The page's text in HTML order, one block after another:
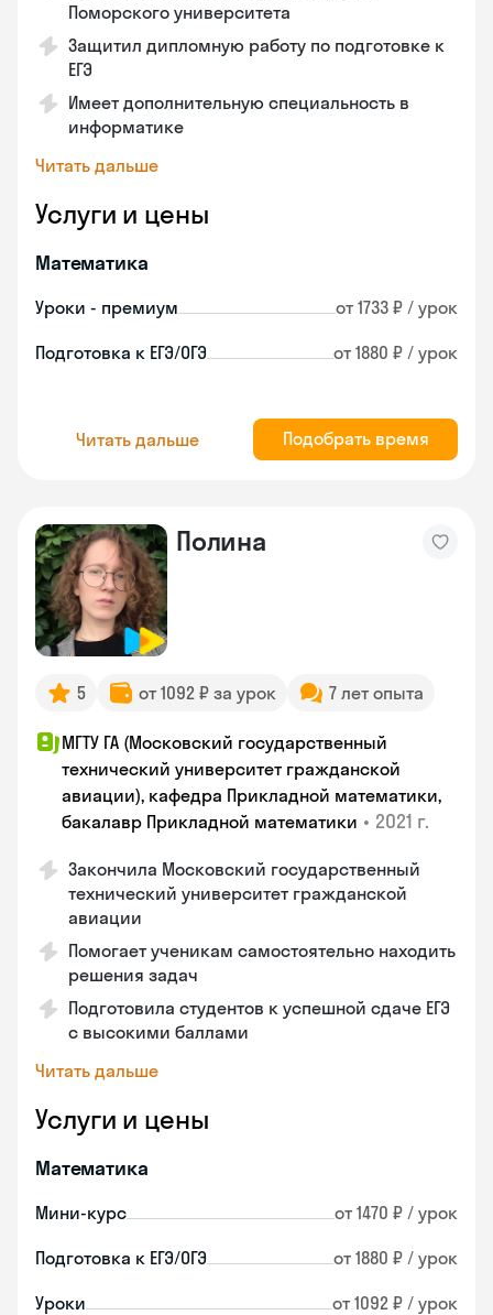
Поморского университета
Защитил дипломную работу по подготовке к
ЕГЭ
Имеет дополнительную специальность в
информатике
Читать дальше
Услуги и цены
Математика
Уроки - премиум от 1733 ₽ / урок
Подготовка к ЕГЭ/ОГЭ от 1880 ₽ / урок
Читать дальше Подобрать время
Полина
5 от 1092 ₽ за урок 7 лет опыта
МГТУ ГА (Московский государственный
технический университет гражданской
авиации), кафедра Прикладной математики,
бакалавр Прикладной математики • 2021 г.
Закончила Московский государственный
технический университет гражданской
авиации
Помогает ученикам самостоятельно находить
решения задач
Подготовила студентов к успешной сдаче ЕГЭ
с высокими баллами
Читать дальше
Услуги и цены
Математика
Мини-курс от 1470 ₽ / урок
Подготовка к ЕГЭ/ОГЭ от 1880 ₽ / урок
Уроки от 1092 ₽ / урок